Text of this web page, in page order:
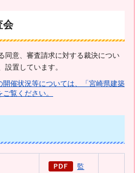
会
同意、審査請求に対する裁決につい
設置しています。
開催状況等については、「宮崎県建築
覧ください。
監